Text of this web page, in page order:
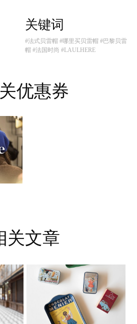
关键词
#法式贝雷帽 #哪里买贝雷帽 #巴黎贝雷
帽 #法国时尚 #LAULHERE
相关优惠券
相关文章